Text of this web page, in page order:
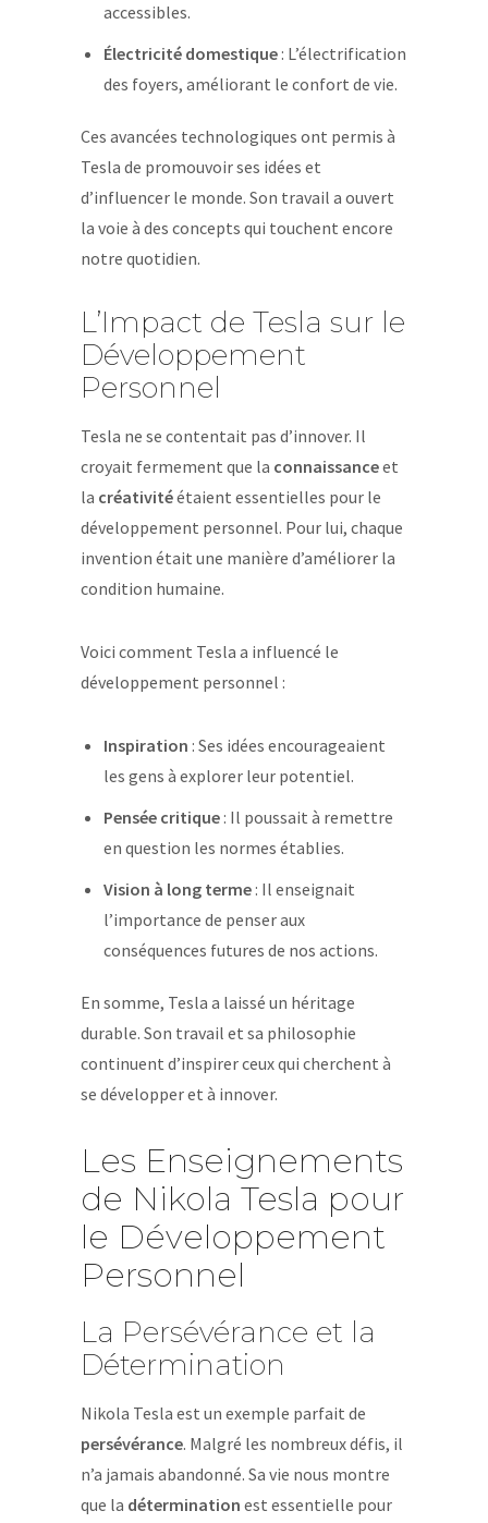
accessibles.
Électricité domestique: L’électrification
des foyers, améliorant le confort de vie.
Ces avancées technologiques ont permis à
Tesla de promouvoir ses idées et
d’influencer le monde. Son travail a ouvert
la voie à des concepts qui touchent encore
notre quotidien.
L’Impact de Tesla sur le
Développement
Personnel
Tesla ne se contentait pas d’innover. Il
croyait fermement que la connaissanceet
la créativitéétaient essentielles pour le
développement personnel. Pour lui, chaque
invention était une manière d’améliorer la
condition humaine.
Voici comment Tesla a influencé le
développement personnel :
Inspiration : Ses idées encourageaient
les gens à explorer leur potentiel.
Pensée critique: Il poussait à remettre
en question les normes établies.
Vision à long terme: Il enseignait
l’importance de penser aux
conséquences futures de nos actions.
En somme, Tesla a laissé un héritage
durable. Son travail et sa philosophie
continuent d’inspirer ceux qui cherchent à
se développer et à innover.
Les Enseignements
de Nikola Tesla pour
le Développement
Personnel
La Persévérance et la
Détermination
Nikola Tesla est un exemple parfait de
persévérance. Malgré les nombreux défis, il
n’a jamais abandonné. Sa vie nous montre
que la détermination est essentielle pour